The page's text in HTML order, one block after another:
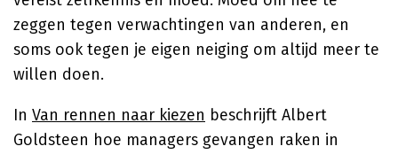
zeggen tegen verwachtingen van anderen, en
soms ook tegen je eigen neiging om altijd meer te
willen doen.
In Van rennen naar kiezen beschrijft Albert
Goldsteen hoe managers gevangen raken in